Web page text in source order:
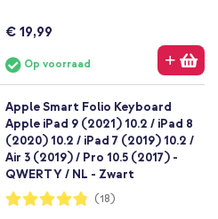
€ 19,99
Op voorraad
Apple Smart Folio Keyboard
Apple iPad 9 (2021) 10.2 / iPad 8
(2020) 10.2 / iPad 7 (2019) 10.2 /
Air 3 (2019) / Pro 10.5 (2017) -
QWERTY / NL - Zwart
Waardering:
96%
(18)